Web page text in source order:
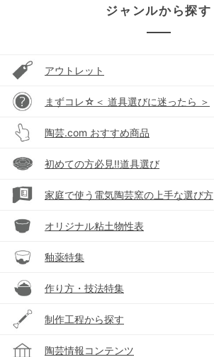
ジャンルから探す
アウトレット
まずコレ☆＜ 道具選びに迷ったら ＞
陶芸.com おすすめ商品
初めての方必見!!道具選び
家庭で使う電気陶芸窯の上手な選び方
オリジナル粘土物性表
釉薬特集
作り方・技法特集
制作工程から探す
陶芸情報コンテンツ